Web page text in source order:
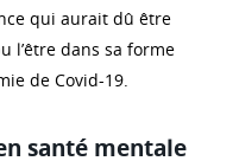
qui aurait dû être
l’être dans sa forme
de Covid-19.
santé mentale